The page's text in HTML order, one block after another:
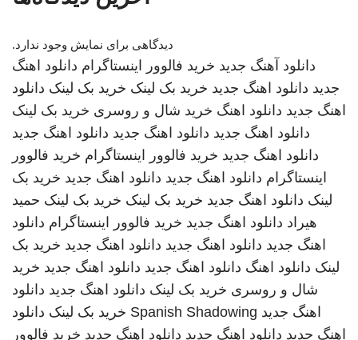
دیدگاهی برای نمایش وجود ندارد.
دانلود آهنگ جدید خرید فالوور اینستاگرام دانلود اهنگ
جدید دانلود اهنگ جدید خرید بک لینک خرید بک لینک دانلود
اهنگ جدید دانلود اهنگ خرید شال و روسری خرید بک لینک
دانلود اهنگ جدید دانلود اهنگ جدید دانلود اهنگ جدید
دانلود اهنگ جدید خرید فالوور اینستاگرام خرید فالوور
اینستاگرام دانلود اهنگ جدید دانلود اهنگ جدید خرید بک
لینک دانلود اهنگ جدید خرید بک لینک خرید بک لینک حمید
هیراد دانلود اهنگ جدید خرید فالوور اینستاگرام دانلود
اهنگ جدید دانلود اهنگ جدید دانلود اهنگ جدید خرید بک
لینک دانلود اهنگ دانلود اهنگ جدید دانلود اهنگ جدید خرید
شال و روسری خرید بک لینک دانلود اهنگ جدید دانلود
اهنگ جدید Spanish Shadowing خرید بک لینک دانلود
اهنگ جدید دانلود اهنگ جدید دانلود اهنگ جدید خرید فالوور